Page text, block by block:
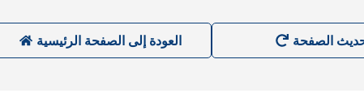
العودة إلى الصفحة الرئيسية